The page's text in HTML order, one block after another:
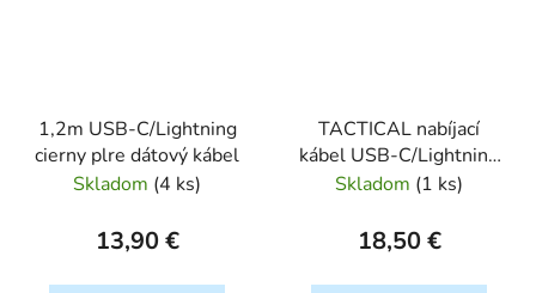
1,2m USB-C/Lightning
cierny plre dátový kábel
Skladom (4 ks)
13,90 €
TACTICAL nabíjací
kábel USB-C/Lightning
0,3m sivý
Skladom (1 ks)
18,50 €